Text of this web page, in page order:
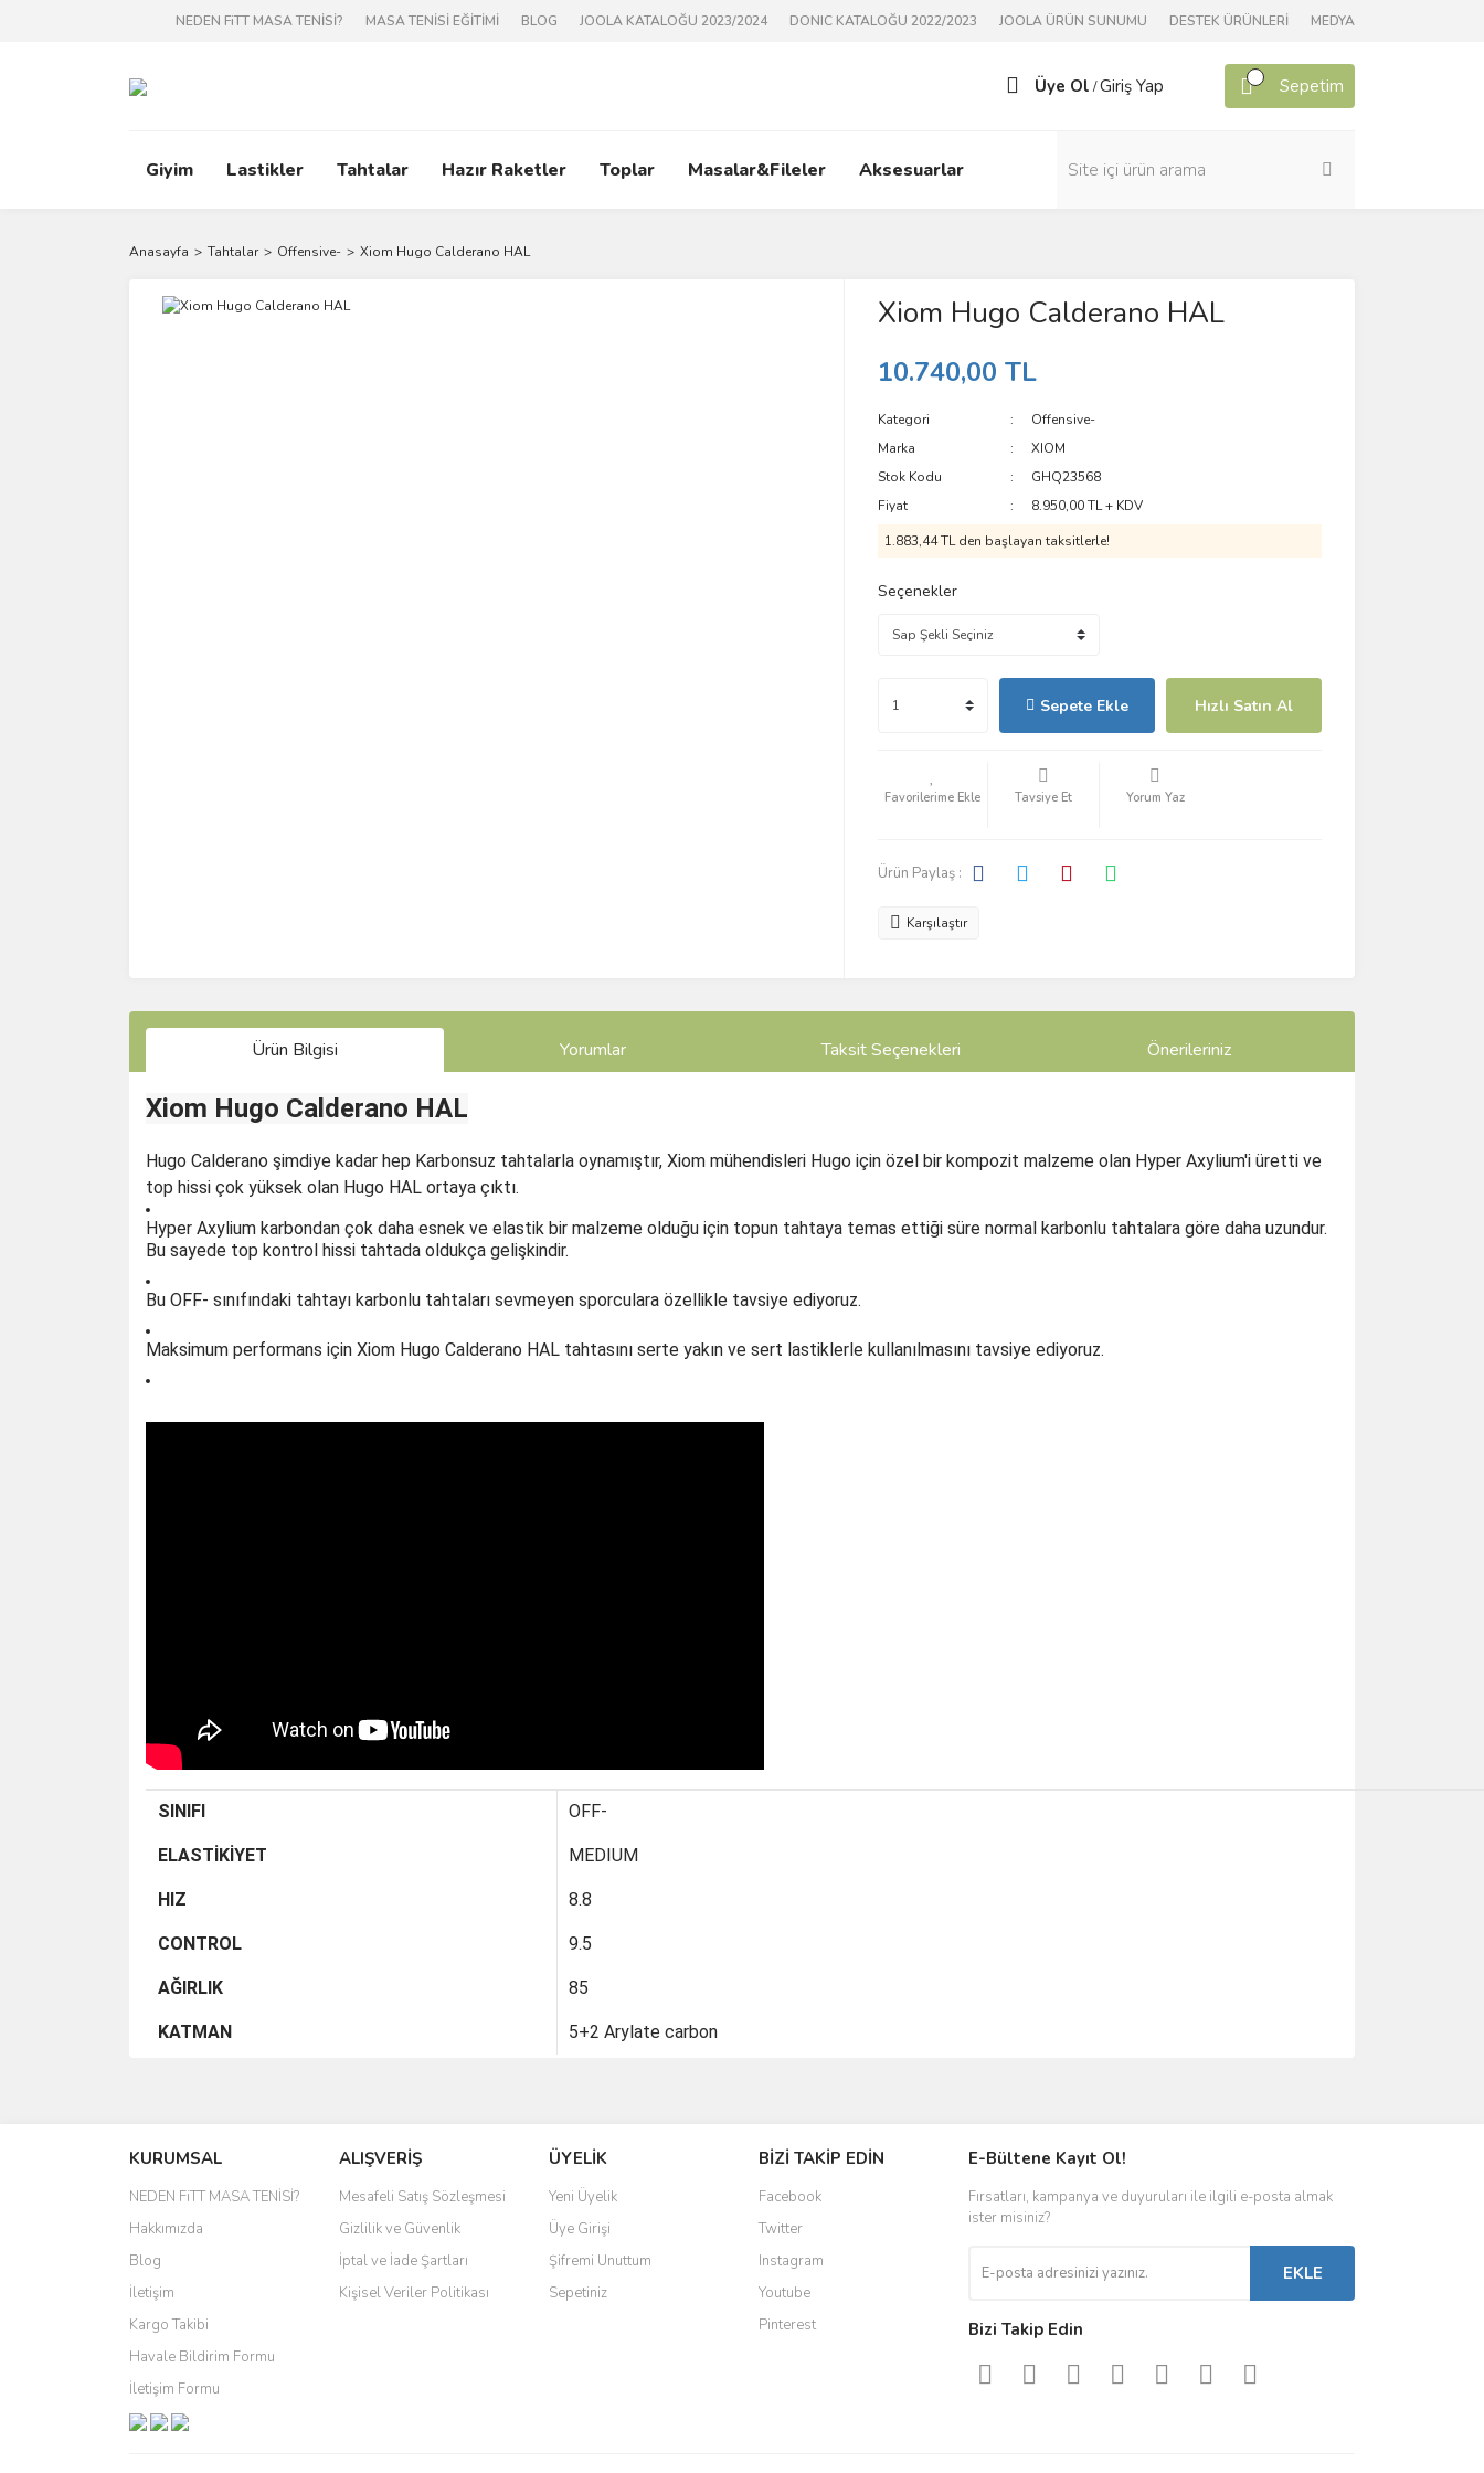
NEDEN FiTT MASA TENİSİ? MASA TENİSİ EĞİTİMİ BLOG JOOLA KATALOĞU 2023/2024 DONIC KATALOĞU 2022/2023 JOOLA ÜRÜN SUNUMU DESTEK ÜRÜNLERİ MEDYA
Üye Ol /Giriş Yap Sepetim
Giyim Lastikler Tahtalar Hazır Raketler Toplar Masalar&Fileler Aksesuarlar
Anasayfa Tahtalar Offensive- Xiom Hugo Calderano HAL
Xiom Hugo Calderano HAL
10.740,00 TL
Kategori
Offensive-
Marka
XIOM
Stok Kodu
GHQ23568
Fiyat
8.950,00 TL + KDV
1.883,44 TL den başlayan taksitlerle!
Seçenekler
Sepete Ekle Hızlı Satın Al
Tavsiye Et Yorum Yaz
Ürün Paylaş :
Karşılaştır
Ürün Bilgisi Yorumlar Taksit Seçenekleri Önerileriniz
Xiom Hugo Calderano HAL
Hugo Calderano şimdiye kadar hep Karbonsuz tahtalarla oynamıştır, Xiom mühendisleri Hugo için özel bir kompozit malzeme olan Hyper Axylium'i üretti ve
top hissi çok yüksek olan Hugo HAL ortaya çıktı.
Hyper Axylium karbondan çok daha esnek ve elastik bir malzeme olduğu için topun tahtaya temas ettiği süre normal karbonlu tahtalara göre daha uzundur.
Bu sayede top kontrol hissi tahtada oldukça gelişkindir.
Bu OFF- sınıfındaki tahtayı karbonlu tahtaları sevmeyen sporculara özellikle tavsiye ediyoruz.
Maksimum performans için Xiom Hugo Calderano HAL tahtasını serte yakın ve sert lastiklerle kullanılmasını tavsiye ediyoruz.
SINIFI OFF-
ELASTİKİYET MEDIUM
HIZ 8.8
CONTROL 9.5
AĞIRLIK 85
KATMAN 5+2 Arylate carbon
Ürün resmi kalitesiz, bozuk veya görüntülenemiyor.
Ürün açıklamasında eksik bilgiler bulunuyor.
Ürün bilgilerinde hatalar bulunuyor.
Ürün fiyatı diğer sitelerden daha pahalı.
Bu ürüne benzer farklı alternatifler olmalı.
KURUMSAL
NEDEN FiTT MASA TENİSİ?
Hakkımızda
Blog
İletişim
Kargo Takibi
Havale Bildirim Formu
İletişim Formu
ALIŞVERİŞ
Mesafeli Satış Sözleşmesi
Gizlilik ve Güvenlik
İptal ve İade Şartları
Kişisel Veriler Politikası
ÜYELİK
Yeni Üyelik
Üye Girişi
Şifremi Unuttum
Sepetiniz
BİZİ TAKİP EDİN
Facebook
Twitter
Instagram
Youtube
Pinterest
E-Bültene Kayıt Ol!
Fırsatları, kampanya ve duyuruları ile ilgili e-posta almak
ister misiniz?
EKLE
Bizi Takip Edin